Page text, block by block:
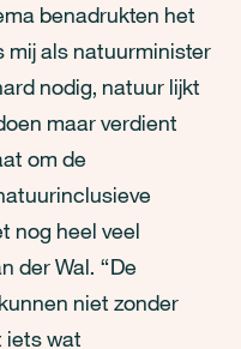
benadrukten het
mij als natuurminister
nodig, natuur lijkt
maar verdient
om de
nog heel veel
der Wal. “De
niet zonder
iets wat